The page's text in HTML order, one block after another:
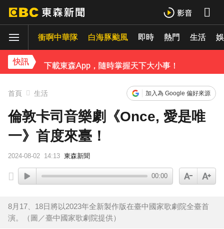
衝啊中華隊 白海豚颱風 即時 熱門 生活
快訊
停更1個月全面復工！蔡阿嘎甩抄襲爭議「開拍新企劃」二伯IG也更新
下載東森App，隨時掌握天下大小事！
新北割頸案近3年！受害少年姓名解禁公開 父心碎發聲
首頁 生活 加入為 Google 偏好來源
倫敦卡司音樂劇《Once, 愛是唯
一》首度來臺！
2024-08-02 14:13 東森新聞
00:00
8月17、18日將以2023年全新製作版在臺中國家歌劇院全臺首
演。（圖／臺中國家歌劇院提供）